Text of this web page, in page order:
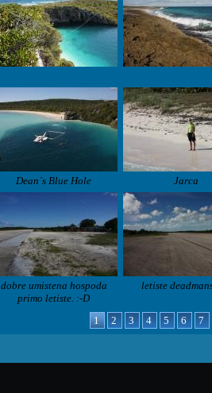
Dean´s Blue Hole Jarca
dobre umistena hospoda
primo letiste. :-D
letiste
1 2 3 4 5 6 7